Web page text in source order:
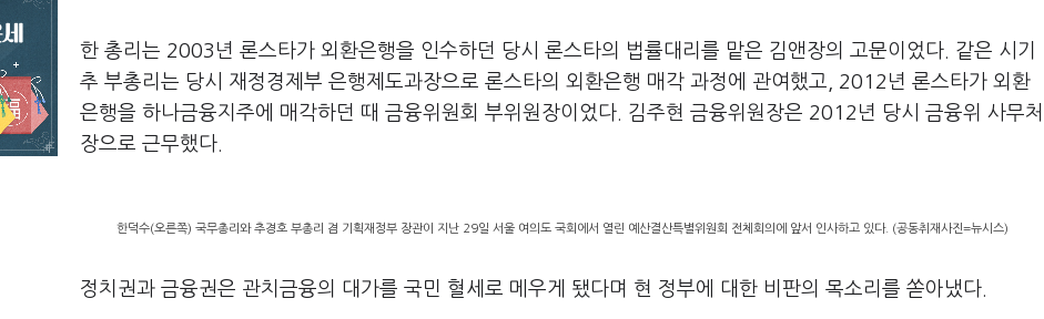
한 총리는 2003년 론스타가 외환은행을 인수하던 당시 론스타의 법률대리를 맡은 김앤장의 고문이었다. 같은 시기
추 부총리는 당시 재정경제부 은행제도과장으로 론스타의 외환은행 매각 과정에 관여했고, 2012년 론스타가 외환
은행을 하나금융지주에 매각하던 때 금융위원회 부위원장이었다. 김주현 금융위원장은 2012년 당시 금융위 사무처
장으로 근무했다.
한덕수(오른쪽) 국무총리와 추경호 부총리 겸 기획재정부 장관이 지난 29일 서울 여의도 국회에서 열린 예산결산특별위원회 전체회의에 앞서 인사하고 있다. (공동취재사진=뉴시스)
정치권과 금융권은 관치금융의 대가를 국민 혈세로 메우게 됐다며 현 정부에 대한 비판의 목소리를 쏟아냈다.